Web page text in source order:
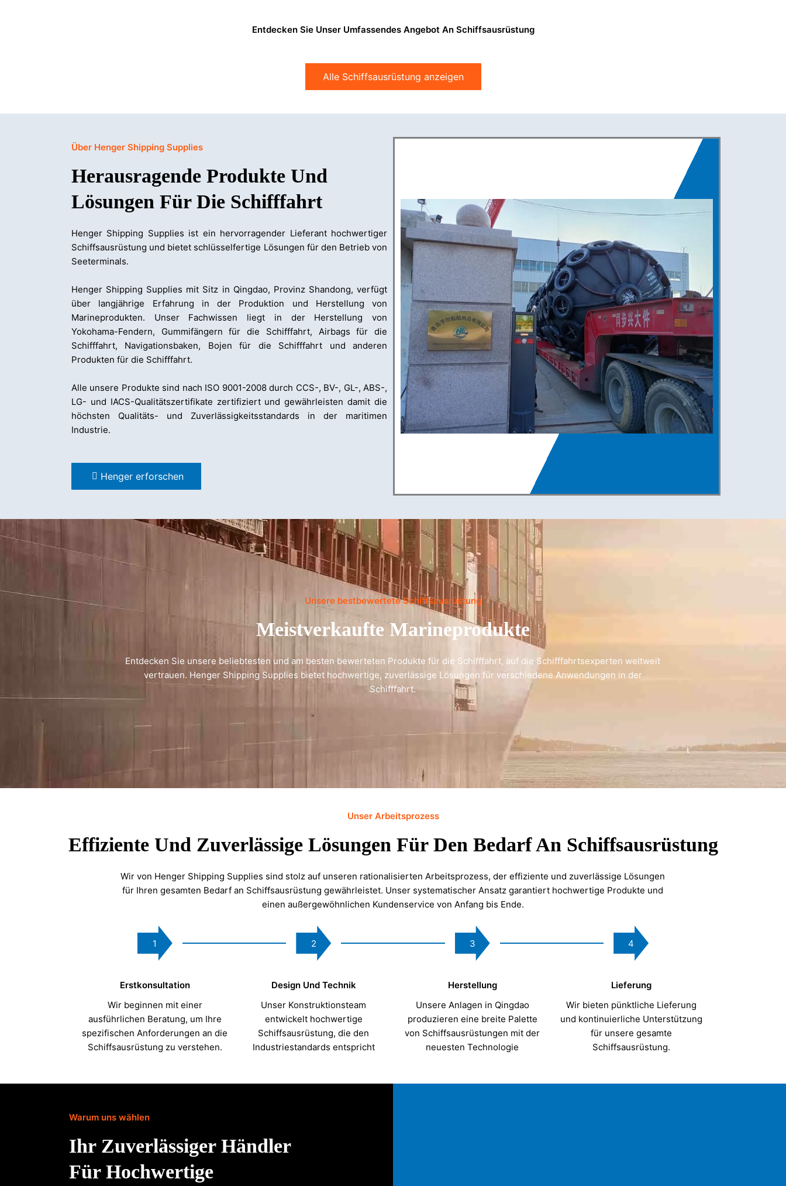
Entdecken Sie Unser Umfassendes Angebot An Schiffsausrüstung
Alle Schiffsausrüstung anzeigen
Über Henger Shipping Supplies
Herausragende Produkte Und
Lösungen Für Die Schifffahrt
Henger Shipping Supplies ist ein hervorragender Lieferant hochwertiger
Schiffsausrüstung und bietet schlüsselfertige Lösungen für den Betrieb von
Seeterminals.
Henger Shipping Supplies mit Sitz in Qingdao, Provinz Shandong, verfügt
über langjährige Erfahrung in der Produktion und Herstellung von
Marineprodukten. Unser Fachwissen liegt in der Herstellung von
Yokohama-Fendern, Gummifängern für die Schifffahrt, Airbags für die
Schifffahrt, Navigationsbaken, Bojen für die Schifffahrt und anderen
Produkten für die Schifffahrt.
Alle unsere Produkte sind nach ISO 9001-2008 durch CCS-, BV-, GL-, ABS-,
LG- und IACS-Qualitätszertifikate zertifiziert und gewährleisten damit die
höchsten Qualitäts- und Zuverlässigkeitsstandards in der maritimen
Industrie.
Henger erforschen
Unsere bestbewertete Schiffsausrüstung
Meistverkaufte Marineprodukte
Entdecken Sie unsere beliebtesten und am besten bewerteten Produkte für die Schifffahrt, auf die Schifffahrtsexperten weltweit
vertrauen. Henger Shipping Supplies bietet hochwertige, zuverlässige Lösungen für verschiedene Anwendungen in der
Schifffahrt.
Unser Arbeitsprozess
Effiziente Und Zuverlässige Lösungen Für Den Bedarf An Schiffsausrüstung
Wir von Henger Shipping Supplies sind stolz auf unseren rationalisierten Arbeitsprozess, der effiziente und zuverlässige Lösungen
für Ihren gesamten Bedarf an Schiffsausrüstung gewährleistet. Unser systematischer Ansatz garantiert hochwertige Produkte und
einen außergewöhnlichen Kundenservice von Anfang bis Ende.
1
Erstkonsultation
Wir beginnen mit einer
ausführlichen Beratung, um Ihre
spezifischen Anforderungen an die
Schiffsausrüstung zu verstehen.
2
Design Und Technik
Unser Konstruktionsteam
entwickelt hochwertige
Schiffsausrüstung, die den
Industriestandards entspricht
3
Herstellung
Unsere Anlagen in Qingdao
produzieren eine breite Palette
von Schiffsausrüstungen mit der
neuesten Technologie
4
Lieferung
Wir bieten pünktliche Lieferung
und kontinuierliche Unterstützung
für unsere gesamte
Schiffsausrüstung.
Warum uns wählen
Ihr Zuverlässiger Händler
Für Hochwertige